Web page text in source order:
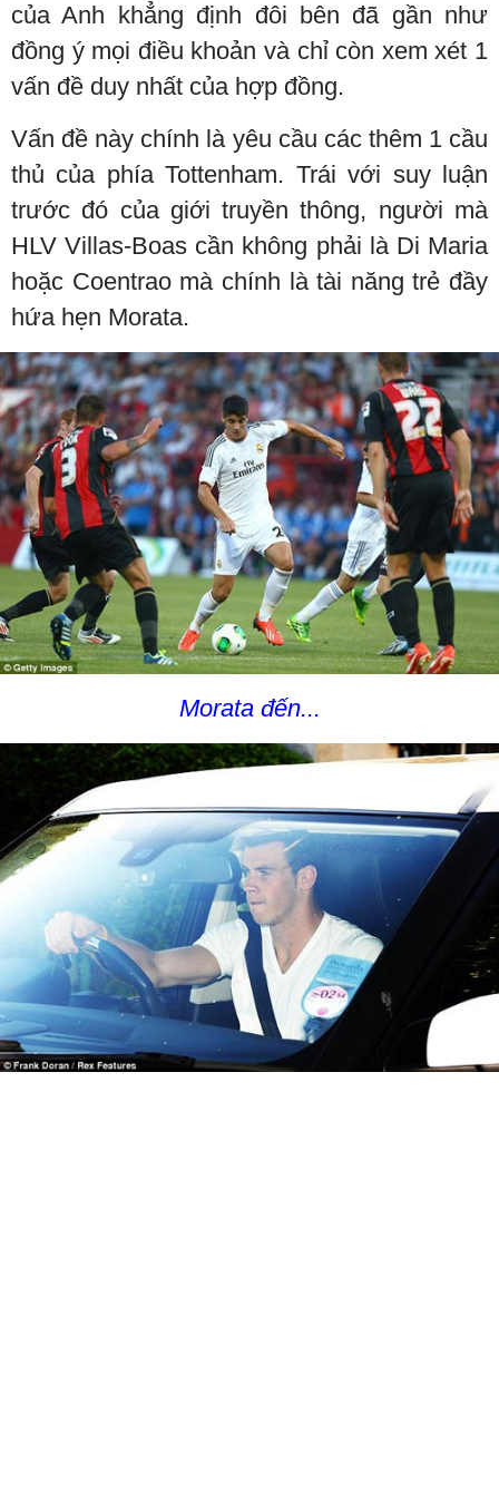
của Anh khẳng định đôi bên đã gần như
đồng ý mọi điều khoản và chỉ còn xem xét 1
vấn đề duy nhất của hợp đồng.
Vấn đề này chính là yêu cầu các thêm 1 cầu
thủ của phía Tottenham. Trái với suy luận
trước đó của giới truyền thông, người mà
HLV Villas-Boas cần không phải là Di Maria
hoặc Coentrao mà chính là tài năng trẻ đầy
hứa hẹn Morata.
Morata đến...